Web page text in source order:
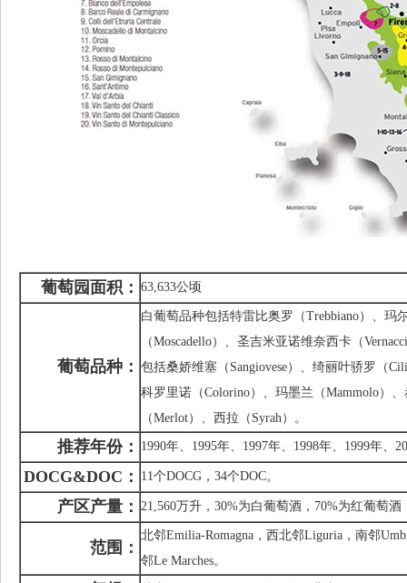
葡萄园面积： 63,633公顷
葡萄品种：
白葡萄品种包括特雷比奥罗（Trebbiano）、玛
（Moscadello）、圣吉米亚诺维奈西卡（
包括桑娇维塞（Sangiovese）、绮丽叶骄罗（
科罗里诺（Colorino）、玛墨兰（Mammolo）、
（Merlot）、西拉（Syrah）。
推荐年份： 1990年、1995年、1997年、1998年、1999年、
DOCG&DOC ： 11个DOCG，34个DOC。
产区产量： 21,560万升，30%为白葡萄酒，70%为红葡萄酒
范围：
北邻Emilia-Romagna，西北邻Liguria，南邻
邻Le Marches。